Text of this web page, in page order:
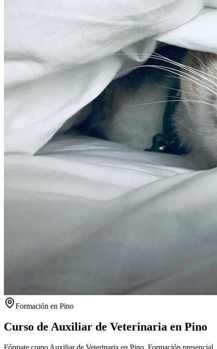
Formación en Pino
Curso de Auxiliar de Veterinaria en Pino
Fórmate como Auxiliar de Veterinaria en Pino. Formación presencial